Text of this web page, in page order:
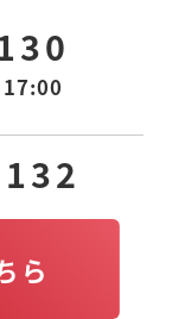
市宝町1-6
605室
州市若松
ら